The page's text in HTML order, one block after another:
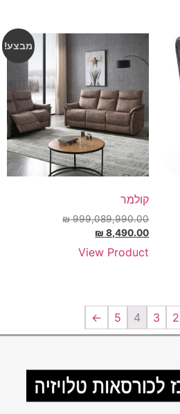
מבצע!
קולמר
₪999,089,990.00
₪ 8,490.00
View Product
2
3
4
5
←